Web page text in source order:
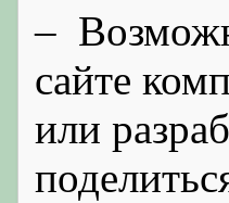
–
сайте
или